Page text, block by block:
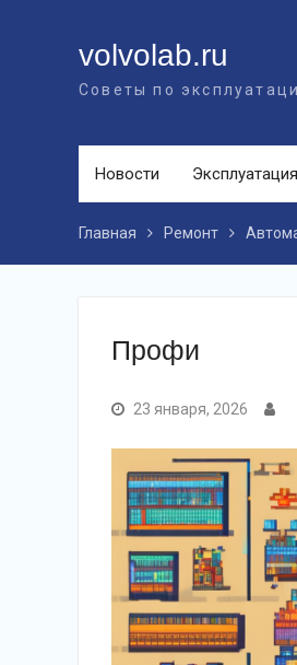
volvolab.ru
Советы по
Новости Эксплуатация
Главная Ремонт
Профи
23 января, 2026